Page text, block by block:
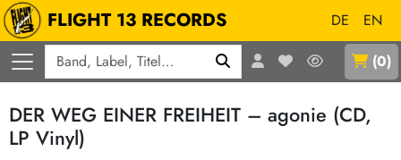
FLIGHT 13 RECORDS DE
EN
(0)
DER WEG EINER FREIHEIT – agonie (CD,
LP Vinyl)